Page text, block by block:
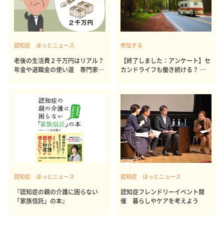
認知症 ほっとニュース
老後の生活費２千万円はリアル？
年金や退職金の使い道 専門家の
参加する
【終了しました：アンケート】セ
カンドライフも働き続ける？ 教
認知症 ほっとニュース
『認知症の親の介護に困らない
「家族信託」の本』
認知症 ほっとニュース
認知症フレンドリーイベント開
催 暮らしやケアを考えよう